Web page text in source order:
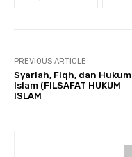
PREVIOUS ARTICLE
Syariah, Fiqh, dan Hukum
Islam (FILSAFAT HUKUM
ISLAM